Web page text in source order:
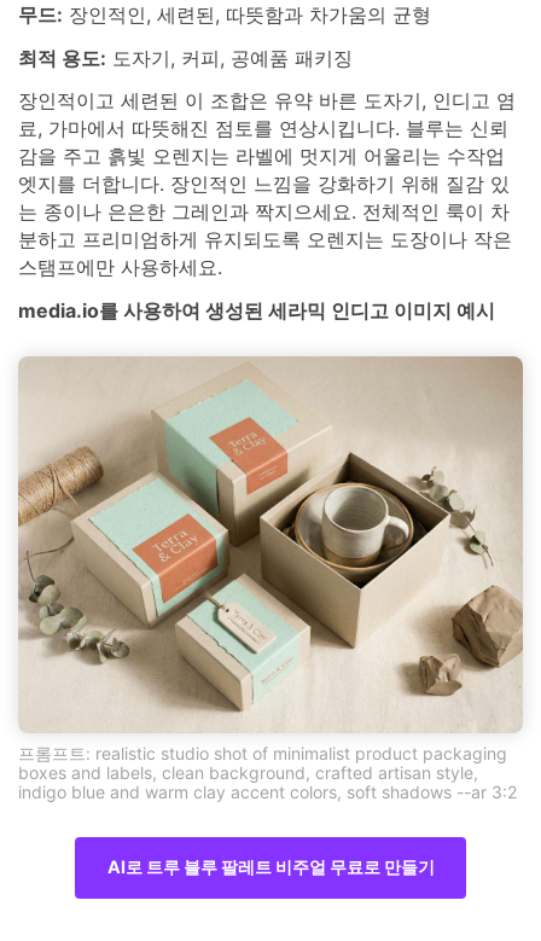
무드: 장인적인, 세련된, 따뜻함과 차가움의 균형
최적 용도: 도자기, 커피, 공예품 패키징
장인적이고 세련된 이 조합은 유약 바른 도자기, 인디고 염
료, 가마에서 따뜻해진 점토를 연상시킵니다. 블루는 신뢰
감을 주고 흙빛 오렌지는 라벨에 멋지게 어울리는 수작업
엣지를 더합니다. 장인적인 느낌을 강화하기 위해 질감 있
는 종이나 은은한 그레인과 짝지으세요. 전체적인 룩이 차
분하고 프리미엄하게 유지되도록 오렌지는 도장이나 작은
스탬프에만 사용하세요.
media.io를 사용하여 생성된 세라믹 인디고 이미지 예시
프롬프트: realistic studio shot of minimalist product packaging
boxes and labels, clean background, crafted artisan style,
indigo blue and warm clay accent colors, soft shadows --ar 3:2
AI로 트루 블루 팔레트 비주얼 무료로 만들기